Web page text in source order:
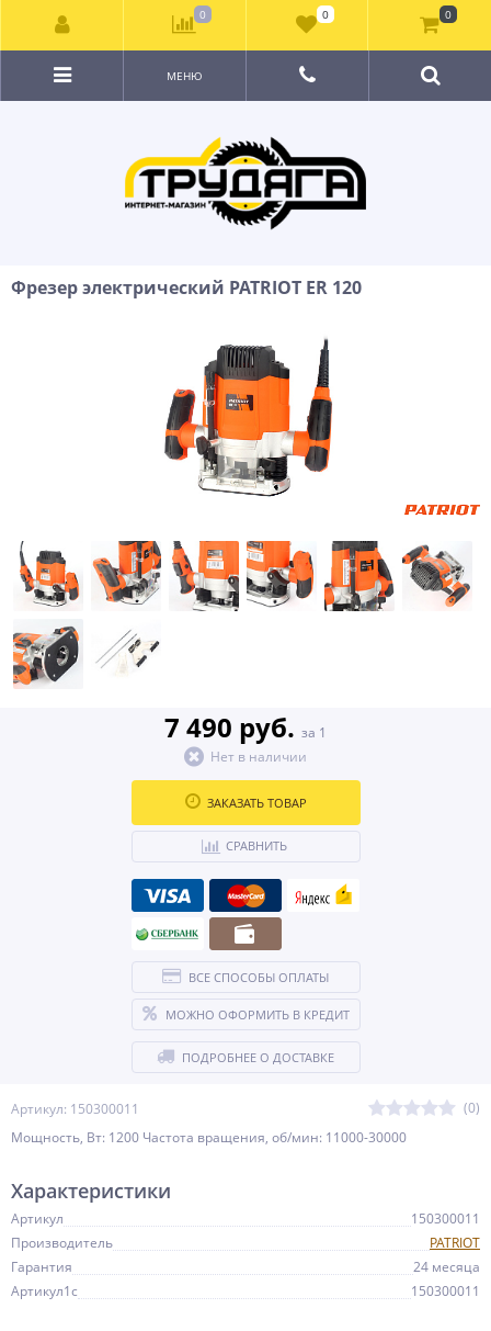
МЕНЮ
Фрезер электрический PATRIOT ER 120
Артикул: 150300011
(0)
Мощность, Вт: 1200 Частота вращения, об/мин: 11000-30000
7 490 руб. за 1
Нет в наличии
ЗАКАЗАТЬ ТОВАР
СРАВНИТЬ
ВСЕ СПОСОБЫ ОПЛАТЫ
МОЖНО ОФОРМИТЬ В КРЕДИТ
ПОДРОБНЕЕ О ДОСТАВКЕ
Характеристики
Артикул
150300011
Производитель
PATRIOT
Гарантия
24 месяца
Артикул1c
150300011
0 0 0